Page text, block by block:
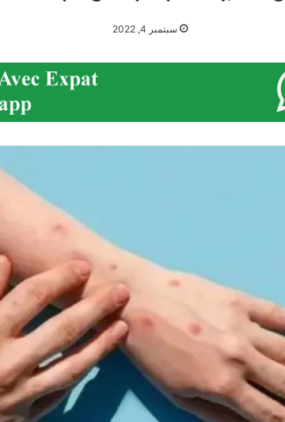
سبتمبر 4, 2022